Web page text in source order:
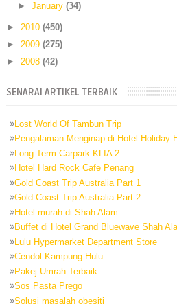
► January (34)
► 2010 (450)
► 2009 (275)
► 2008 (42)
SENARAI ARTIKEL TERBAIK
Lost World Of Tambun Trip
Pengalaman Menginap di Hotel Holiday
Long Term Carpark KLIA 2
Hotel Hard Rock Cafe Penang
Gold Coast Trip Australia Part 1
Gold Coast Trip Australia Part 2
Hotel murah di Shah Alam
Buffet di Hotel Grand Bluewave Shah
Lulu Hypermarket Department Store
Cendol Kampung Hulu
Pakej Umrah Terbaik
Sos Pasta Prego
Solusi masalah obesiti